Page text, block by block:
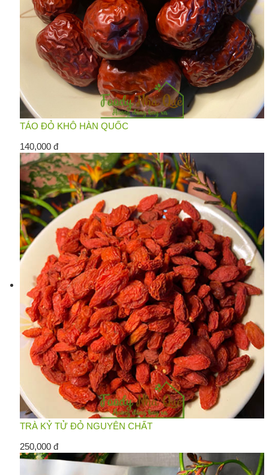
TÁO ĐỎ KHÔ HÀN QUỐC
140,000 đ
TRÀ KỶ TỬ ĐỎ NGUYÊN CHẤT
250,000 đ